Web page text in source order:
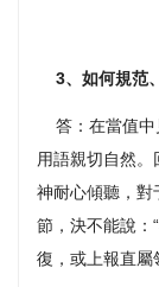
3、如何規范
答：在當值中
用語親切自然
神耐心傾聽，對
節，決不能說：
復，或上報直屬